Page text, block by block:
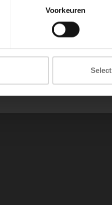
Voorkeuren
ABONNEER JE
en blijf op de hoogte van